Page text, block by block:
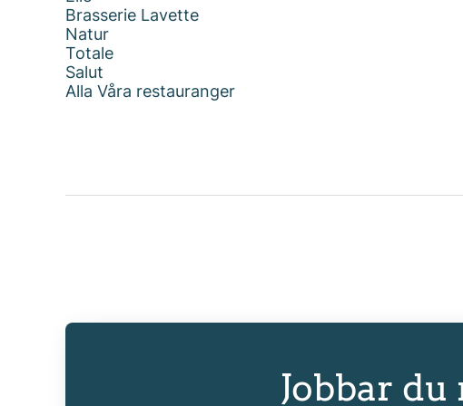
Brasserie Lavette
Natur
Totale
Salut
Alla Våra restauranger
Jobbar